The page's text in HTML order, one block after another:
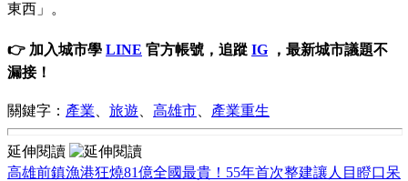
東西」。
👉 加入城市學 LINE 官方帳號，追蹤 IG ，最新城市議題不
漏接！
關鍵字： 產業 旅遊 高雄市 產業重生
延伸閱讀
高雄前鎮漁港狂燒81億全國最貴！55年首次整建讓人目瞪口呆